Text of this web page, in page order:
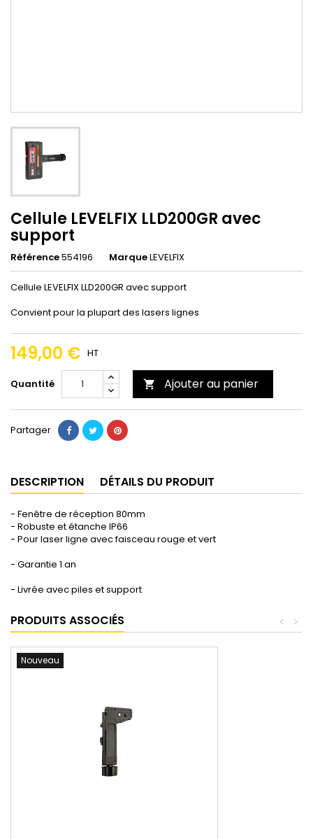
Cellule LEVELFIX LLD200GR avec
support
Référence554196 MarqueLEVELFIX
Cellule LEVELFIX LLD200GR avec support
Convient pour la plupart des lasers lignes
149,00 € HT
Quantité  Ajouter au panier
Partager
DESCRIPTION DÉTAILS DU PRODUIT
- Fenêtre de réception 80mm
- Robuste et étanche IP66
- Pour laser ligne avec faisceau rouge et vert
- Garantie 1 an
- Livrée avec piles et support
PRODUITS ASSOCIÉS >
<
Nouveau